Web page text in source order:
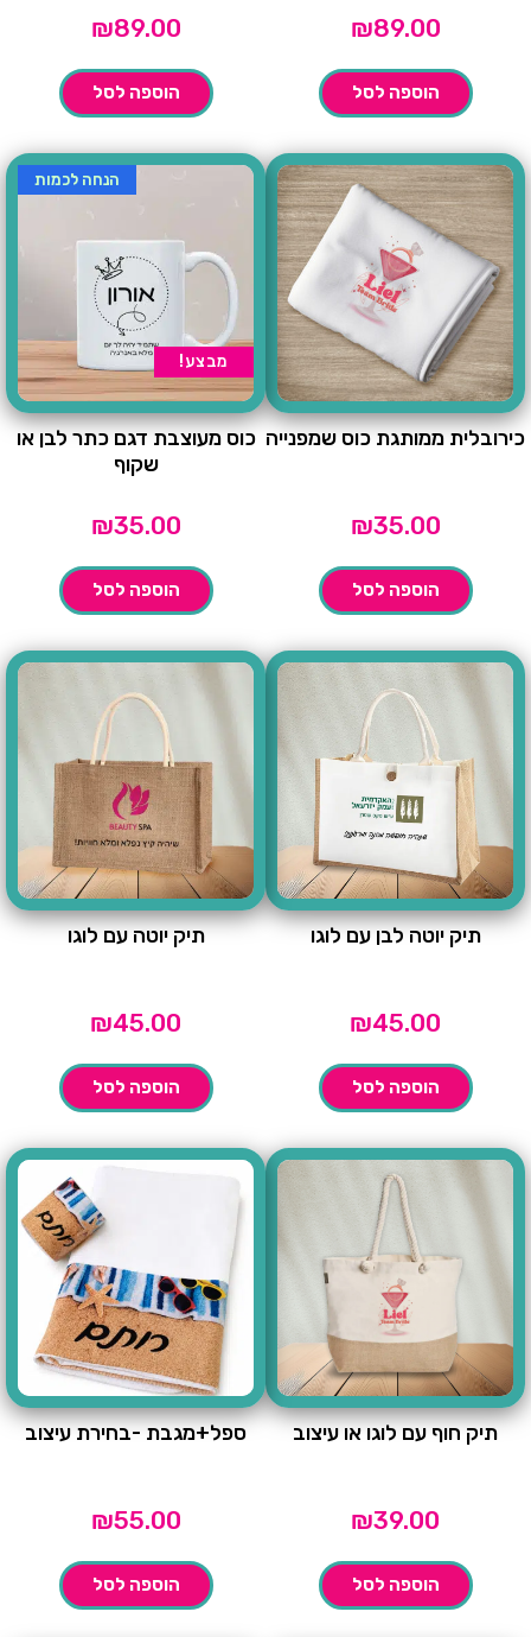
₪89.00
הוספה לסל
₪89.00
הוספה לסל
כירובלית ממותגת כוס שמפנייה
₪35.00
הוספה לסל
מבצע!
הנחה לכמות
כוס מעוצבת דגם כתר לבן או
שקוף
₪35.00
הוספה לסל
תיק יוטה לבן עם לוגו
₪45.00
הוספה לסל
תיק יוטה עם לוגו
₪45.00
הוספה לסל
תיק חוף עם לוגו או עיצוב
₪39.00
הוספה לסל
ספל+מגבת -בחירת עיצוב
₪55.00
הוספה לסל